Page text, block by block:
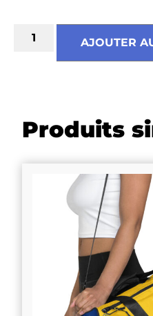
AJOUTER
Produits